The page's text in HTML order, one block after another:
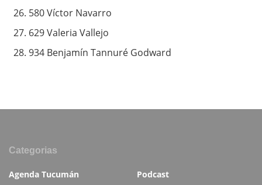
580 Víctor Navarro
629 Valeria Vallejo
934 Benjamín Tannuré Godward
Categorias
Agenda Tucumán Podcast